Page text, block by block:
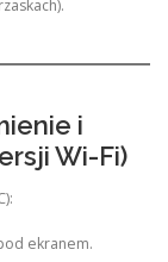
i
Wi-Fi)
ekranem.